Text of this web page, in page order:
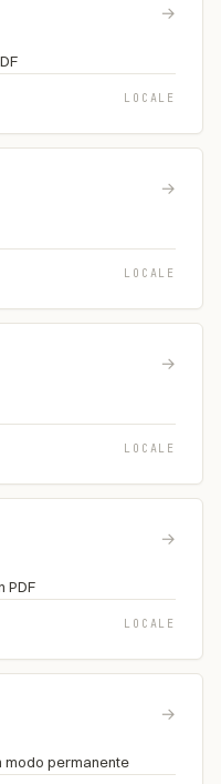
→
LOCALE
→
LOCALE
→
LOCALE
→
PDF
LOCALE
→
modo permanente